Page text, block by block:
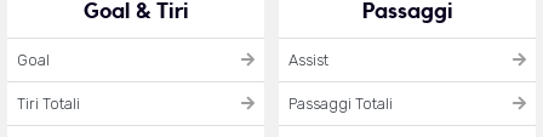
Goal & Tiri
Goal
Tiri Totali
Passaggi
Assist
Passaggi Totali